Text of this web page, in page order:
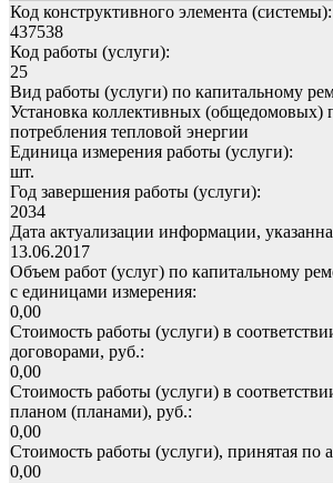
Код конструктивного элемента (системы):
437538
Код работы (услуги):
25
Вид работы (услуги) по капитальному
Установка коллективных (общедомовых)
потребления тепловой энергии
Единица измерения работы (услуги):
шт.
Год завершения работы (услуги):
2034
Дата актуализации информации,
13.06.2017
Объем работ (услуг) по капитальному
с единицами измерения:
0,00
Стоимость работы (услуги) в
договорами, руб.:
0,00
Стоимость работы (услуги) в
планом (планами), руб.:
0,00
Стоимость работы (услуги), принятая по
0,00